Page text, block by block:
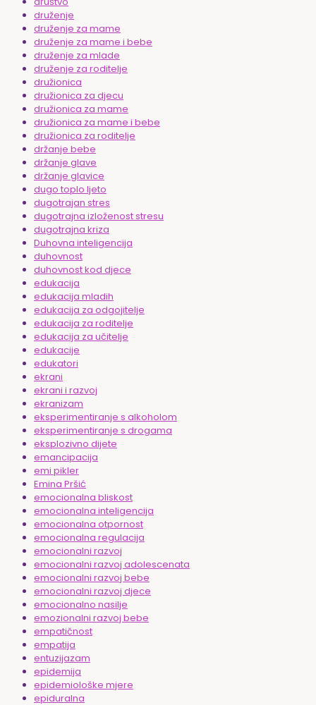
druženje
druženje za mame
druženje za mame i bebe
druženje za mlade
druženje za roditelje
družionica
družionica za djecu
družionica za mame
družionica za mame i bebe
družionica za roditelje
držanje bebe
držanje glave
držanje glavice
dugo toplo ljeto
dugotrajan stres
dugotrajna izloženost stresu
dugotrajna kriza
Duhovna inteligencija
duhovnost
duhovnost kod djece
edukacija
edukacija mladih
edukacija za odgojitelje
edukacija za roditelje
edukacija za učitelje
edukacije
edukatori
ekrani
ekrani i razvoj
ekranizam
eksperimentiranje s alkoholom
eksperimentiranje s drogama
eksplozivno dijete
emancipacija
emi pikler
Emina Pršić
emocionalna bliskost
emocionalna inteligencija
emocionalna otpornost
emocionalna regulacija
emocionalni razvoj
emocionalni razvoj adolescenata
emocionalni razvoj bebe
emocionalni razvoj djece
emocionalno nasilje
emozionalni razvoj bebe
empatičnost
empatija
entuzijazam
epidemija
epidemiološke mjere
epiduralna